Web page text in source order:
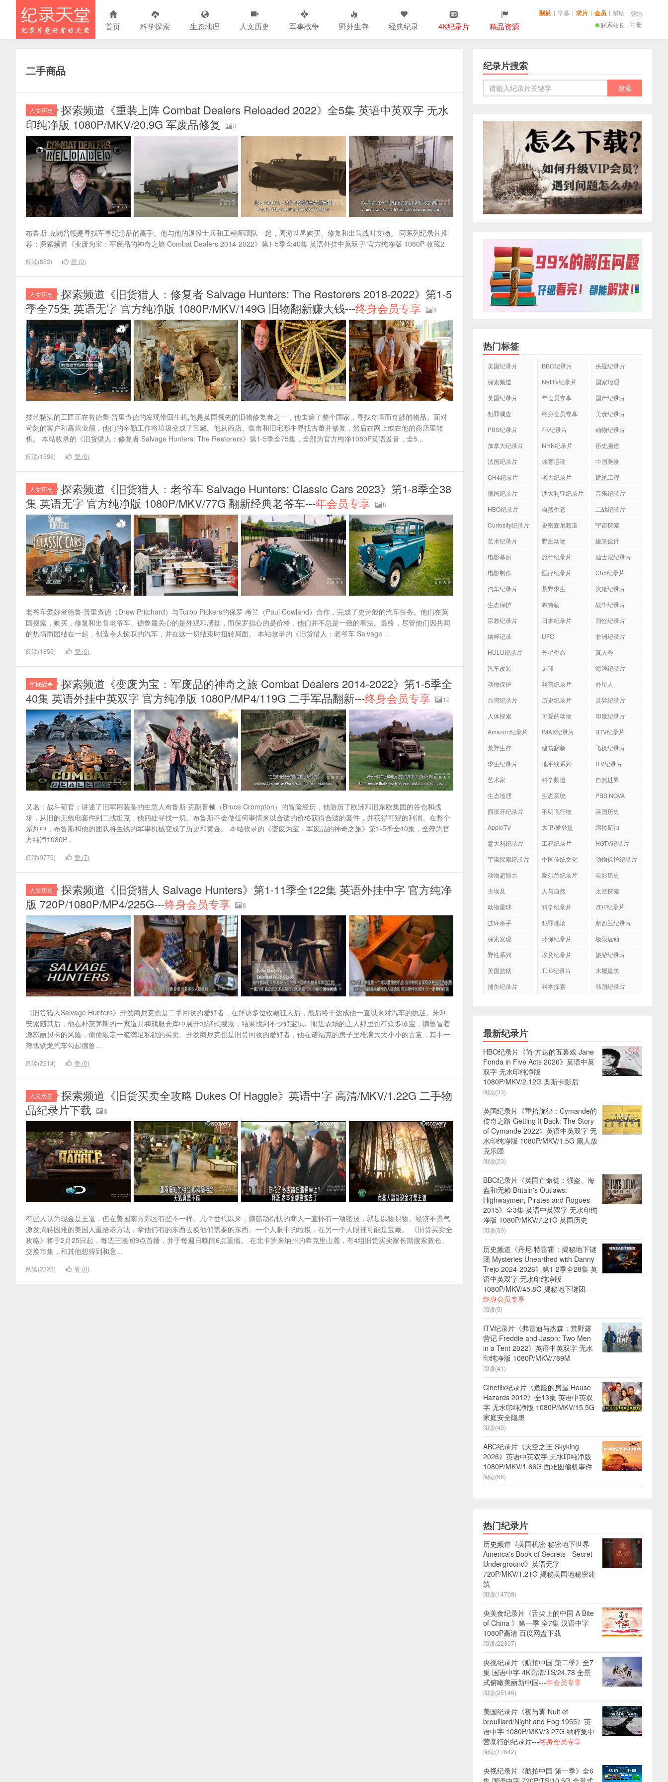
首页 科学探索 生态地理 人文历史 军事战争 野外生存 经典纪录 4K纪录片 精品资源 联系站长
關於 | 字幕 | 求片 | 会员 | 幫助
登陆
注册
二手商品
人文历史
探索频道《重装上阵 Combat Dealers Reloaded 2022》全5集 英语中英双字 无水
印纯净版 1080P/MKV/20.9G 军废品修复
8
布鲁斯-克朗普顿是寻找军事纪念品的高手。他与他的退役士兵和工程师团队一起，周游世界购买、修复和出售战时文物。 同系列纪录片推
荐：探索频道《变废为宝：军废品的神奇之旅 Combat Dealers 2014-2022》第1-5季全40集 英语外挂中英双字 官方纯净版 1080P 收藏2
阅读(852) 赞 (0)
人文历史
探索频道《旧货猎人：修复者 Salvage Hunters: The Restorers 2018-2022》第1-5
季全75集 英语无字 官方纯净版 1080P/MKV/149G 旧物翻新赚大钱---终身会员专享 8
技艺精湛的工匠正在将德鲁·普里查德的发现带回生机,他是英国领先的旧物修复者之一，他走遍了整个国家，寻找奇怪而奇妙的物品。面对
苛刻的客户和高营业额，他们的辛勤工作将垃圾变成了宝藏。他从商店、集市和旧宅邸中寻找古董并修复，然后在网上或在他的商店里转
售。 本站收录的《旧货猎人：修复者 Salvage Hunters: The Restorers》第1-5季全75集，全部为官方纯净1080P英语发音，全5...
阅读(1593) 赞 (0)
人文历史
探索频道《旧货猎人：老爷车 Salvage Hunters: Classic Cars 2023》第1-8季全38
集 英语无字 官方纯净版 1080P/MKV/77G 翻新经典老爷车---年会员专享 8
老爷车爱好者德鲁·普里查德（Drew Pritchard）与Turbo Pickers的保罗·考兰（Paul Cowland）合作，完成了史诗般的汽车任务。他们在英
国搜索，购买，修复和出售老爷车。德鲁最关心的是外观和感觉，而保罗担心的是价格，他们并不总是一致的看法。最终，尽管他们因共同
的热情而团结在一起，创造令人惊叹的汽车，并在这一切结束时扭转局面。 本站收录的《旧货猎人：老爷车 Salvage ...
阅读(1853) 赞 (0)
军械战争
探索频道《变废为宝：军废品的神奇之旅 Combat Dealers 2014-2022》第1-5季全
40集 英语外挂中英双字 官方纯净版 1080P/MP4/119G 二手军品翻新---终身会员专享 12
又名：战斗荷官；讲述了旧军用装备的生意人布鲁斯·克朗普顿（Bruce Crompton）的冒险经历，他游历了欧洲和旧东欧集团的谷仓和战
场，从旧的无线电套件到二战坦克，他四处寻找一切。布鲁斯不会做任何事情来以合适的价格获得合适的套件，并获得可观的利润。在整个
系列中，布鲁斯和他的团队将生锈的军事机械变成了历史和黄金。 本站收录的《变废为宝：军废品的神奇之旅》第1-5季全40集，全部为官
方纯净1080P...
阅读(9776) 赞 (7)
人文历史
探索频道《旧货猎人 Salvage Hunters》第1-11季全122集 英语外挂中字 官方纯净
版 720P/1080P/MP4/225G---终身会员专享 8
《旧货猎人Salvage Hunters》开发商尼克也是二手回收的爱好者，在拜访多位收藏狂人后，最后终于达成他一直以来对汽车的执迷。朱利
安紧随其后，他在朴茨茅斯的一家道具和戏服仓库中展开地毯式搜索，结果找到不少好宝贝。附近农场的主人那里也有众多珍宝，德鲁冒着
激怒丽贝卡的风险，偷偷敲定一笔满足私欲的买卖。开发商尼克也是旧货回收的爱好者，他在诺福克的房子里堆满大大小小的古董，其中一
部雪铁龙汽车勾起德鲁...
阅读(2214) 赞 (0)
人文历史
探索频道《旧货买卖全攻略 Dukes Of Haggle》英语中字 高清/MKV/1.22G 二手物
品纪录片下载
8
有些人认为现金是王道，但在美国南方郊区有些不一样。几个世代以来，脑筋动得快的商人一直怀有一项密技，就是以物易物。经济不景气
激发周转困难的美国人重拾老方法，拿他们有的东西去换他们需要的东西。一个人眼中的垃圾，在另一个人眼裡可能是宝藏。 《旧货买卖全
攻略》将于2月25日起，每週三晚间9点首播，并于每週日晚间6点重播。 在北卡罗来纳州的希克里山麓，有4组旧货买卖家长期搜索穀仓、
交换市集，和其他想得到和意...
阅读(2323) 赞 (0)
纪录片搜索
热门标签
美国纪录片 BBC纪录片
央视纪录片
探索频道
Netflix纪录片
国家地理
英国纪录片
年会员专享
国产纪录片
犯罪调查
终身会员专享
美食纪录片
PBS纪录片
4K纪录片
动物纪录片
加拿大纪录片
NHK纪录片
历史频道
法国纪录片
体育运动
中国美食
CH4纪录片
考古纪录片
建筑工程
德国纪录片
澳大利亚纪录片
音乐纪录片
HBO纪录片
自然生态
二战纪录片
Curiosity纪录片
史密森尼频道
宇宙探索
艺术纪录片
野生动物
建筑设计
电影幕后
旅行纪录片
迪士尼纪录片
电影制作
医疗纪录片
Ch5纪录片
汽车纪录片
荒野求生
灾难纪录片
生态保护
希特勒
战争纪录片
宗教纪录片
日本纪录片
同性纪录片
纳粹记录
UFO
非洲纪录片
HULU纪录片
外星生命
真人秀
汽车改装
足球
海洋纪录片
动物保护
科普纪录片
外星人
台湾纪录片
历史纪录片
灵异纪录片
人体探索
可爱的动物
印度纪录片
Amazon纪录片
IMAX纪录片
BTV纪录片
荒野生存
建筑翻新
飞机纪录片
求生纪录片
地平线系列
ITV纪录片
艺术家
科学频道
自然世界
生态地理
生态系统
PBS NOVA
西班牙纪录片
不明飞行物
英国历史
AppleTV
大卫·爱登堡
阿拉斯加
意大利纪录片
工程纪录片
HGTV纪录片
宇宙探索纪录片
中国传统文化
动物保护纪录片
动物超能力
爱尔兰纪录片
电影历史
古埃及
人与自然
太空探索
动物星球
科学纪录片
ZDF纪录片
连环杀手
犯罪现场
新西兰纪录片
探索发现
环保纪录片
极限运动
野性系列
埃及纪录片
旅游纪录片
美国监狱
TLC纪录片
木屋建筑
捕鱼纪录片
科学探索 韩国纪录片
最新纪录片
HBO纪录片《简·方达的五幕戏 Jane
Fonda in Five Acts 2026》英语中英
双字 无水印纯净版
1080P/MKV/2.12G 奥斯卡影后
阅读(33)
英国纪录片《重拾旋律：Cymande的
传奇之路 Getting It Back: The Story
of Cymande 2022》英语中英双字 无
水印纯净版 1080P/MKV/1.5G 黑人放
克乐团
阅读(23)
BBC纪录片《英国亡命徒：强盗、海
盗和无赖 Britain's Outlaws:
Highwaymen, Pirates and Rogues
2015》全3集 英语中英双字 无水印纯
净版 1080P/MKV/7.21G 英国历史
阅读(39)
历史频道《丹尼·特雷霍：揭秘地下谜
团 Mysteries Unearthed with Danny
Trejo 2024-2026》第1-2季全28集 英
语中英双字 无水印纯净版
1080P/MKV/45.8G 揭秘地下谜团---
终身会员专享
阅读(5)
ITV纪录片《弗雷迪与杰森：荒野露
营记 Freddie and Jason: Two Men
in a Tent 2022》英语中英双字 无水
印纯净版 1080P/MKV/789M
阅读(41)
Cineflix纪录片《危险的房屋 House
Hazards 2012》全13集 英语中英双
字 无水印纯净版 1080P/MKV/15.5G
家庭安全隐患
阅读(49)
ABC纪录片《天空之王 Skyking
2026》英语中英双字 无水印纯净版
1080P/MKV/1.66G 西雅图偷机事件
阅读(66)
热门纪录片
历史频道《美国机密 秘密地下世界
America's Book of Secrets - Secret
Underground》英语无字
720P/MKV/1.21G 揭秘美国地秘密建
筑
阅读(14708)
央美食纪录片《舌尖上的中国 A Bite
of China 》第一季 全7集 汉语中字
1080P高清 百度网盘下载
阅读(22307)
央视纪录片《航拍中国 第二季》全7
集 国语中字 4K高清/TS/24.78 全景
式俯瞰美丽新中国---年会员专享
阅读(25146)
美国纪录片《夜与雾 Nuit et
brouillard/Night and Fog 1955》英
语中字 1080P/MKV/3.27G 纳粹集中
营暴行的纪录片---终身会员专享
阅读(17642)
央视纪录片《航拍中国 第一季》全6